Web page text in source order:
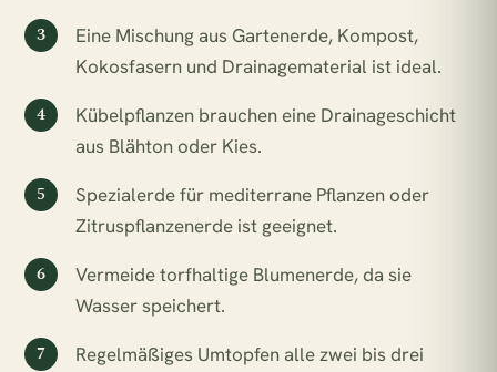
Eine Mischung aus Gartenerde, Kompost,
Kokosfasern und Drainagematerial ist ideal.
Kübelpflanzen brauchen eine Drainageschicht
aus Blähton oder Kies.
Spezialerde für mediterrane Pflanzen oder
Zitruspflanzenerde ist geeignet.
Vermeide torfhaltige Blumenerde, da sie
Wasser speichert.
Regelmäßiges Umtopfen alle zwei bis drei
€33,90
€47,90
Adiantum Fritz Luthi €22,90
Aglaomorpha Coronans €31,90
1 Pflanze = 1 m² Regenwald